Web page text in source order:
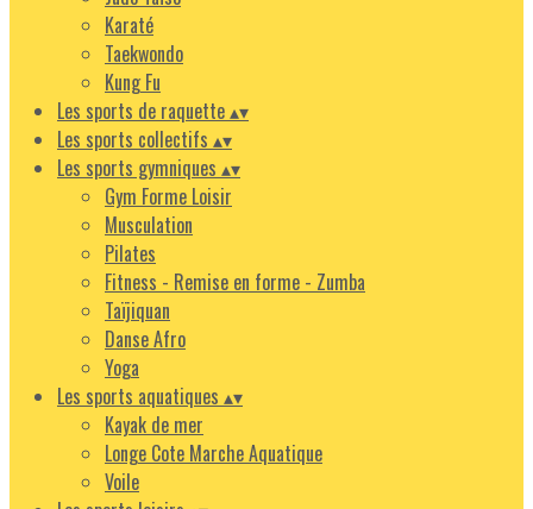
Karaté
Taekwondo
Kung Fu
Les sports de raquette▴▾
Les sports collectifs ▴▾
Les sports gymniques ▴▾
Gym Forme Loisir
Musculation
Pilates
Fitness - Remise en forme - Zumba
Taïjiquan
Danse Afro
Yoga
Les sports aquatiques ▴▾
Kayak de mer
Longe Cote Marche Aquatique
Voile